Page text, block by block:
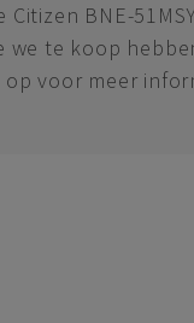
Citizen BNE-
we te koop
voor meer